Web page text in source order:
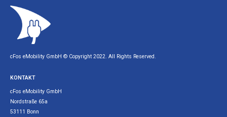
cFos eMobility GmbH © Copyright 2022. All Rights Reserved.
KONTAKT
cFos eMobility GmbH
Nordstraße 65a
53111 Bonn